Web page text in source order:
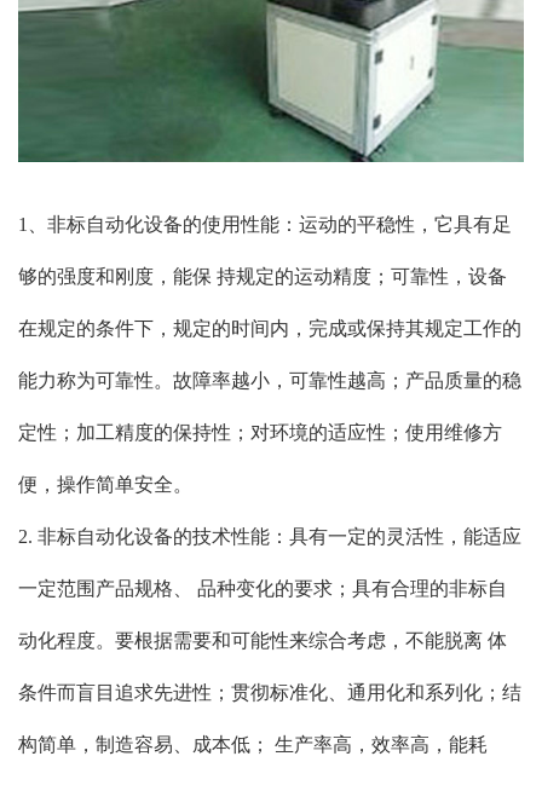
1、非标自动化设备的使用性能：运动的平稳性，它具有足
够的强度和刚度，能保 持规定的运动精度；可靠性，设备
在规定的条件下，规定的时间内，完成或保持其规定工作的
能力称为可靠性。故障率越小，可靠性越高；产品质量的稳
定性；加工精度的保持性；对环境的适应性；使用维修方
便，操作简单安全。
2. 非标自动化设备的技术性能：具有一定的灵活性，能适应
一定范围产品规格、 品种变化的要求；具有合理的非标自
动化程度。要根据需要和可能性来综合考虑，不能脱离 体
条件而盲目追求先进性；贯彻标准化、通用化和系列化；结
构简单，制造容易、成本低； 生产率高，效率高，能耗